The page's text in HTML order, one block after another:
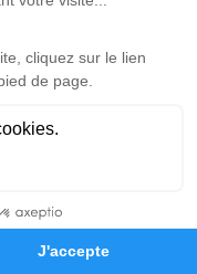
Hommages
est
rends hommage